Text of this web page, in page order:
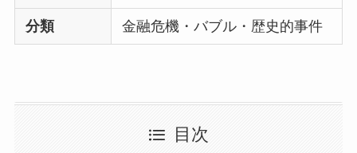
分類 金融危機・バブル・歴史的事件
目次